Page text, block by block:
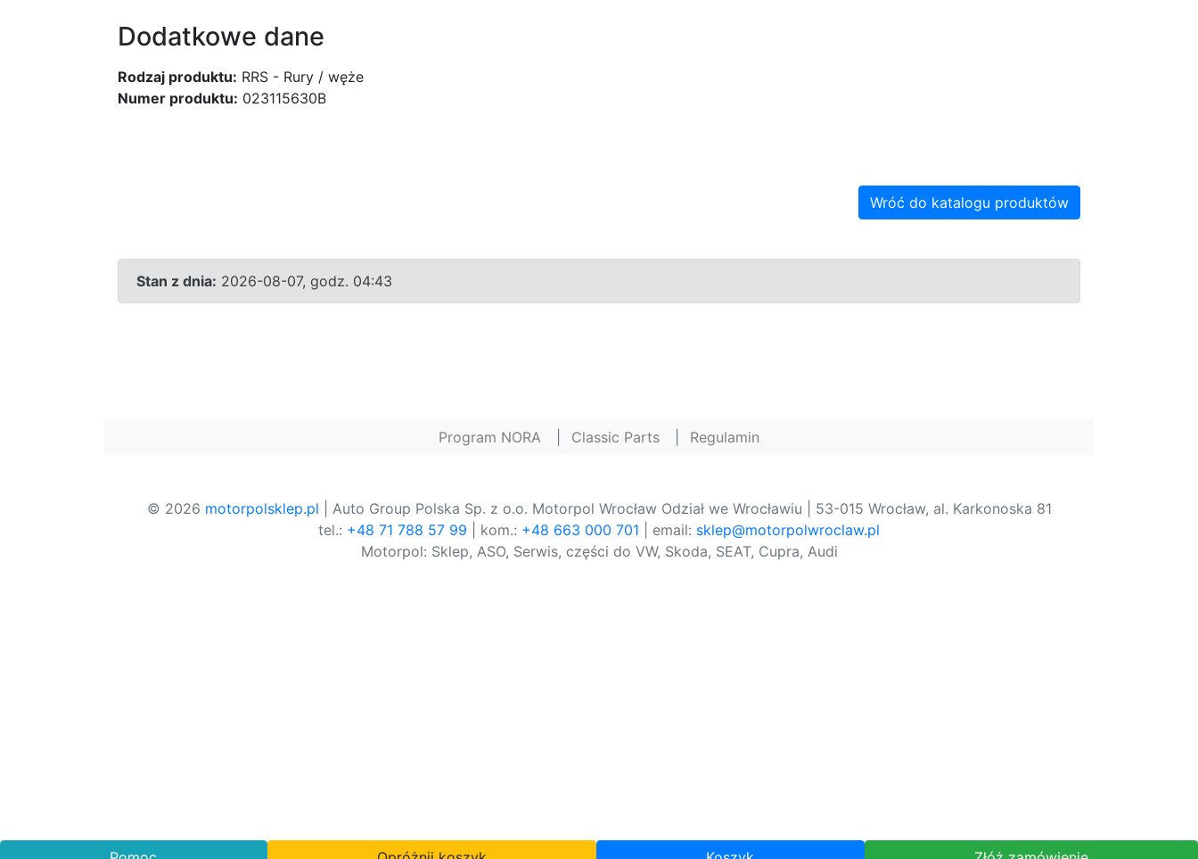
Dodatkowe dane
Rodzaj produktu: RRS - Rury / węże
Numer produktu: 023115630B
Wróć do katalogu produktów
Stan z dnia: 2026-08-07, godz. 04:43
Program NORA Classic Parts Regulamin
© 2026 motorpolsklep.pl | Auto Group Polska Sp. z o.o. Motorpol Wrocław Odział we Wrocławiu | 53-015 Wrocław, al. Karkonoska 81
tel.: +48 71 788 57 99 | kom.: +48 663 000 701 | email: sklep@motorpolwroclaw.pl
Motorpol: Sklep, ASO, Serwis, części do VW, Skoda, SEAT, Cupra, Audi